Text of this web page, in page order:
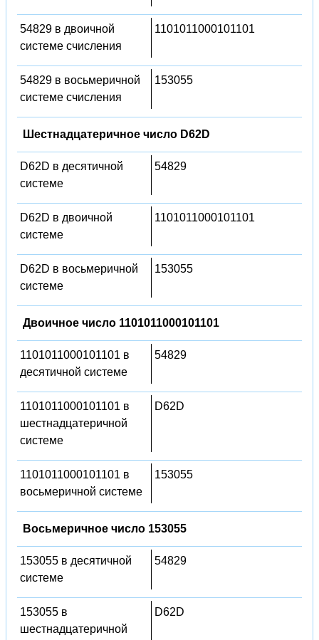
54829 в двоичной
системе счисления
1101011000101101
54829 в восьмеричной
системе счисления
153055
Шестнадцатеричное число D62D
D62D в десятичной
системе
54829
D62D в двоичной
системе
1101011000101101
D62D в восьмеричной
системе
153055
Двоичное число 1101011000101101
1101011000101101 в
десятичной системе
54829
1101011000101101 в
шестнадцатеричной
системе
D62D
1101011000101101 в
восьмеричной системе
153055
Восьмеричное число 153055
153055 в десятичной
системе
54829
153055 в
шестнадцатеричной
D62D